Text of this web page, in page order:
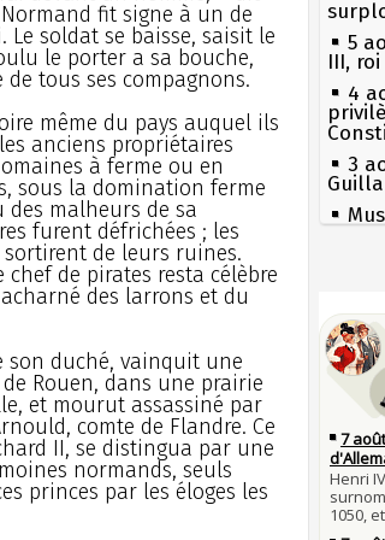
fit signe à un de
soldat se baisse, saisit le
le porter a sa bouche,
tous ses compagnons.
même du pays auquel ils
anciens propriétaires
à ferme ou en
sous la domination ferme
malheurs de sa
furent défrichées ; les
sortirent de leurs ruines.
de pirates resta célèbre
des larrons et du
son duché, vainquit une
Rouen, dans une prairie
et mourut assassiné par
comte de Flandre. Ce
II, se distingua par une
normands, seuls
princes par les éloges les
5
III,
4
3
1er
les
en
30
29
27
Qui
mort